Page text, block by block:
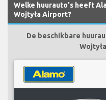
Welke huurauto's heeft
Wojtyła Airport?
De beschikbare